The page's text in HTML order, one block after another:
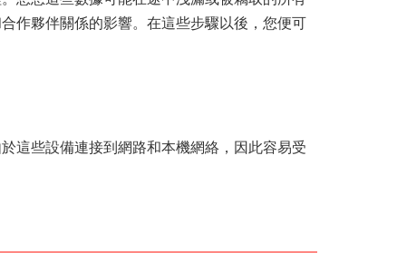
作夥伴關係的影響。在這些步驟以後，您便可
這些設備連接到網路和本機網絡，因此容易受